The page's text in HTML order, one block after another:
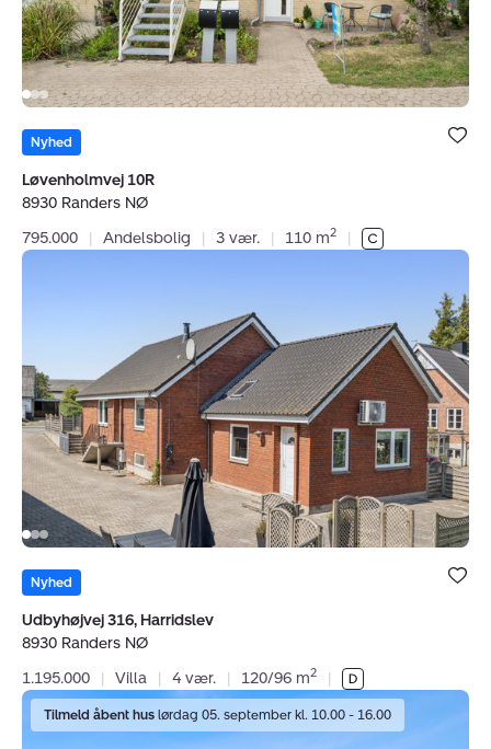
Bolig er
under dine
Nyhed
Løvenholmvej 10R
8930 Randers NØ
795.000
| Andelsbolig | 3 vær. | 110 m2 |
8930
Randers
NØ
Bolig er
under dine
Nyhed
Udbyhøjvej 316, Harridslev
8930 Randers NØ
1.195.000
| Villa | 4 vær. | 120/96 m2 |
Villa:
Nyvej
Tilmeld åbent hus lørdag 05. september kl. 10.00 - 16.00